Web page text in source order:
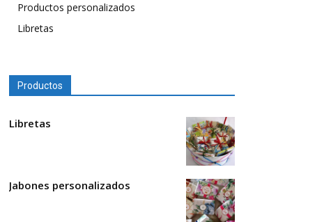
Productos personalizados
Libretas
Productos
Libretas
Jabones personalizados